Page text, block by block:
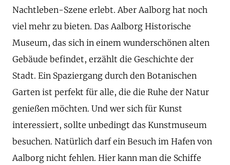
Nachtleben-Szene erlebt. Aber Aalborg hat noch
viel mehr zu bieten. Das Aalborg Historische
Museum, das sich in einem wunderschönen alten
Gebäude befindet, erzählt die Geschichte der
Stadt. Ein Spaziergang durch den Botanischen
Garten ist perfekt für alle, die die Ruhe der Natur
genießen möchten. Und wer sich für Kunst
interessiert, sollte unbedingt das Kunstmuseum
besuchen. Natürlich darf ein Besuch im Hafen von
Aalborg nicht fehlen. Hier kann man die Schiffe